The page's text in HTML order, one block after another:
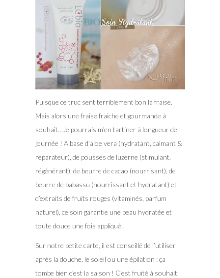
Puisque ce truc sent terriblement bon la fraise.
Mais alors une fraise fraiche et gourmande à
souhait…Je pourrais m’en tartiner à longueur de
journée ! A base d’aloe vera (hydratant, calmant &
réparateur), de pousses de luzerne (stimulant,
régénérant), de beurre de cacao (nourrisant), de
beurre de babassu (nourrissant et hydratant) et
d’extraits de fruits rouges (vitaminés, parfum
naturel), ce soin garantie une peau hydratée et
toute douce une fois appliqué !
Sur notre petite carte, il est conseillé de l’utiliser
après la douche, le soleil ou une épilation : ça
tombe bien c’est la saison ! C’est fruité à souhait,